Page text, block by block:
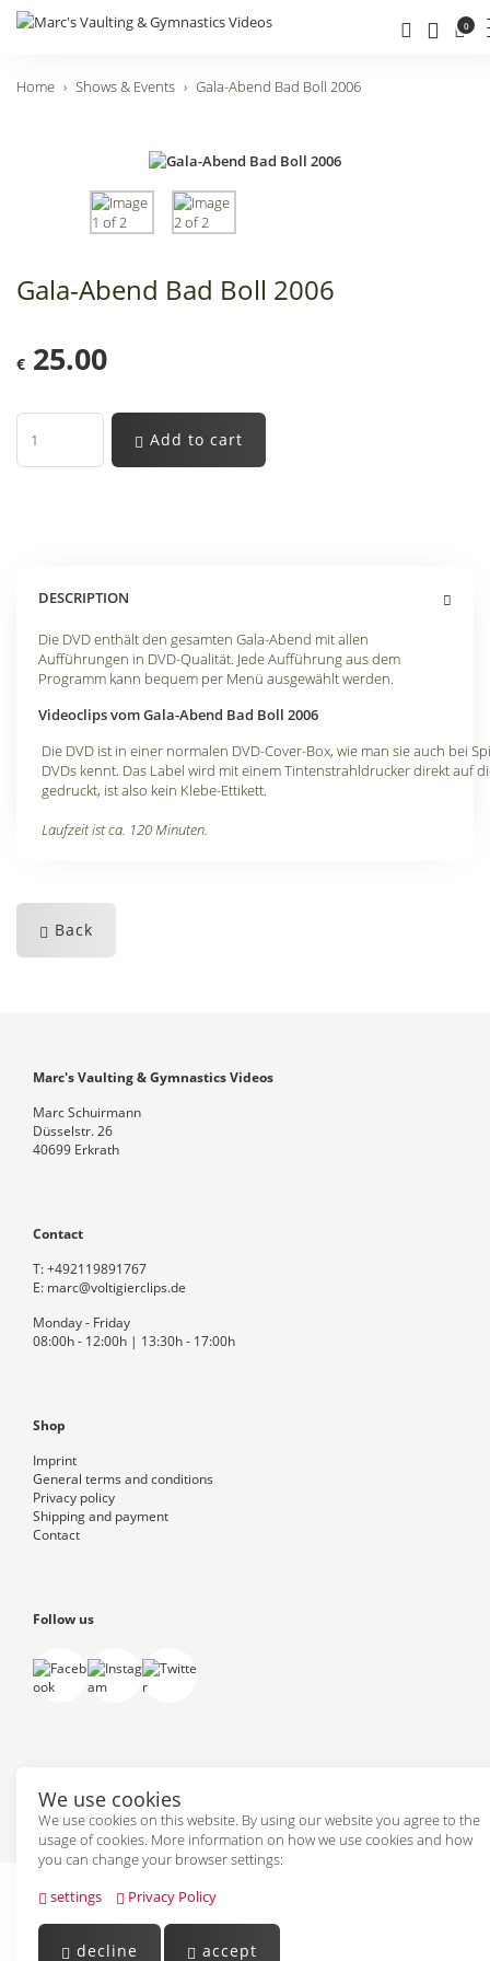
We use cookies
We use cookies on this website. By using our website you agree to the
usage of cookies. More information on how we use cookies and how
you can change your browser settings:
settings
Privacy Policy
decline accept
0
Home Shows & Events Gala-Abend Bad Boll 2006
Gala-Abend Bad Boll 2006
€ 25.00
Add to cart
DESCRIPTION
Die DVD enthält den gesamten Gala-Abend mit allen
Aufführungen in DVD-Qualität. Jede Aufführung aus dem
Programm kann bequem per Menü ausgewählt werden.
Videoclips vom Gala-Abend Bad Boll 2006
Die DVD ist in einer normalen DVD-Cover-Box, wie man sie auch bei
DVDs kennt. Das Label wird mit einem Tintenstrahldrucker direkt auf
gedruckt, ist also kein Klebe-Ettikett.
Laufzeit ist ca. 120 Minuten.
Back
Marc's Vaulting & Gymnastics Videos
Marc Schuirmann
Düsselstr. 26
40699 Erkrath
Contact
T:+492119891767
E: marc@voltigierclips.de
Monday - Friday
08:00h - 12:00h | 13:30h - 17:00h
Shop
Imprint
General terms and conditions
Privacy policy
Shipping and payment
Contact
Follow us
Powered by PepperShop